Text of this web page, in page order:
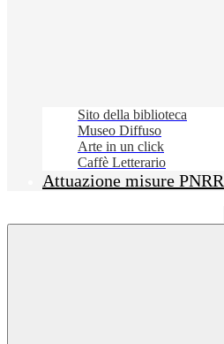
Sito della biblioteca
Museo Diffuso
Arte in un click
Caffè Letterario
Attuazione misure PNRR